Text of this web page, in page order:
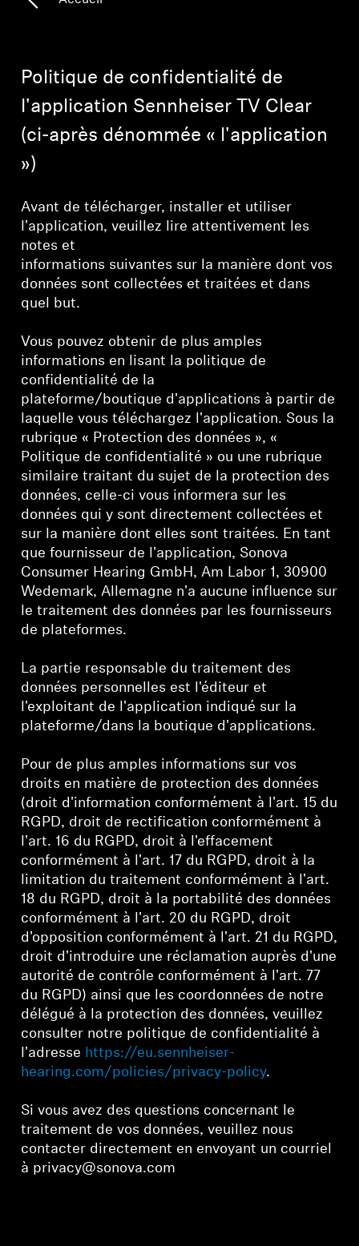
L'audition par catégorie
Casques TV Hearing
Pièces et accessoires Hearing d'origine
Barres de son et caissons de basses AMBEO
Découvrez AMBEO
Pièces et accessoires AMBEO
Découvrir
À propos de nous
Innovations
Sound Space
Support
Politique de confidentialité de
l'application Sennheiser TV Clear
(ci-après dénommée « l'application
»)
Avant de télécharger, installer et utiliser
l'application, veuillez lire attentivement les
notes et
informations suivantes sur la manière dont vos
données sont collectées et traitées et dans
quel but.
Vous pouvez obtenir de plus amples
informations en lisant la politique de
confidentialité de la
plateforme/boutique d'applications à partir de
laquelle vous téléchargez l'application. Sous la
rubrique « Protection des données », «
Politique de confidentialité » ou une rubrique
similaire traitant du sujet de la protection des
données, celle-ci vous informera sur les
données qui y sont directement collectées et
sur la manière dont elles sont traitées. En tant
que fournisseur de l'application, Sonova
Consumer Hearing GmbH, Am Labor 1, 30900
Wedemark, Allemagne n'a aucune influence sur
le traitement des données par les fournisseurs
de plateformes.
La partie responsable du traitement des
données personnelles est l'éditeur et
l'exploitant de l'application indiqué sur la
plateforme/dans la boutique d'applications.
Pour de plus amples informations sur vos
droits en matière de protection des données
(droit d'information conformément à l'art. 15 du
RGPD, droit de rectification conformément à
l'art. 16 du RGPD, droit à l'effacement
conformément à l'art. 17 du RGPD, droit à la
limitation du traitement conformément à l'art.
18 du RGPD, droit à la portabilité des données
conformément à l'art. 20 du RGPD, droit
d'opposition conformément à l'art. 21 du RGPD,
droit d'introduire une réclamation auprès d'une
autorité de contrôle conformément à l'art. 77
du RGPD) ainsi que les coordonnées de notre
délégué à la protection des données, veuillez
consulter notre politique de confidentialité à
l'adresse https://eu.sennheiser-
hearing.com/policies/privacy-policy.
Si vous avez des questions concernant le
traitement de vos données, veuillez nous
contacter directement en envoyant un courriel
à privacy@sonova.com